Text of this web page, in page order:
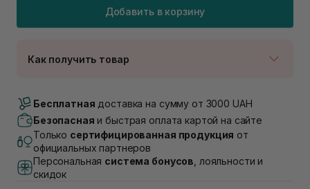
Добавить в корзину
Как получить товар
В наличии
Самовывоз г. Луцк, Винниченка 4
Нет в наличии!
Самовывоз г. Львов, ул. Академика Подстригача,
1В (Duck's Lake)
В наличии
Самовывоз Львов (Ивана Франко 36)
Бесплатная доставка на сумму от 3000 UAH
Безопасная и быстрая оплата картой на сайте
Только сертифицированная продукция от
официальных партнеров
Персональная система бонусов , лояльности и
скидок